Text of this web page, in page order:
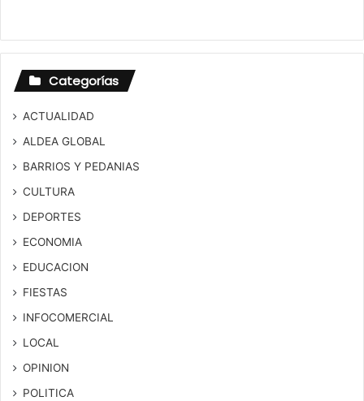
Categorías
ACTUALIDAD
ALDEA GLOBAL
BARRIOS Y PEDANIAS
CULTURA
DEPORTES
ECONOMIA
EDUCACION
FIESTAS
INFOCOMERCIAL
LOCAL
OPINION
POLITICA